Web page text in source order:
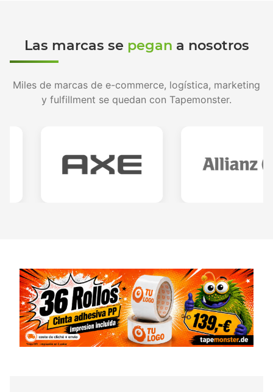
Las marcas se pegan a nosotros
Miles de marcas de e-commerce, logística, marketing
y fulfillment se quedan con Tapemonster.